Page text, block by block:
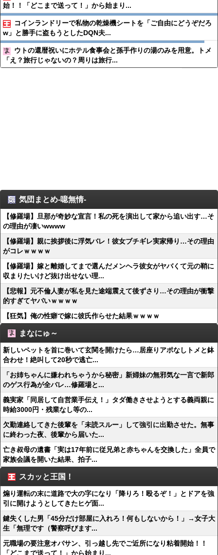
始！！「どこまで送って！」から始まり...
コインランドリーで私物の乾燥機シートを「ご自由にどうぞだろ
w」と勝手に盗もうとしたDQN夫...
ウトの還暦祝いにホテル食事会と孫手作りの湯のみを用意。トメ
「え？旅行じゃないの？周りは旅行...
気団まとめ-噫無情-
【修羅場】旦那が奇妙な宣言！私の死を演出して家から追い出す…そ
の理由が凄いwwww
【修羅場】親に挨拶後に浮気バレ！彼女ブチギレ実家帰り…その理由
がコレｗｗｗｗ
【修羅場】嫁と離婚してまで選んだメンヘラ彼女がヤバくて元の鞘に
収まりたいけど抜け出せない理...
【悲報】元不倫人妻が私を見た途端震えて後ずさり…その理由が衝撃
的すぎてヤバいｗｗｗｗ
【狂気】俺の性癖で嫁に彼氏作らせた結果ｗｗｗｗ
まなにゅ～
新しいペットを首に巻いて玄関を開けたら…居座りアポなしトメと鉢
合わせ！絶叫して20秒で逃亡...
「お姉ちゃんに嫌われちゃうから秘密」新婦妹の無邪気な一言で新郎
のゲス行為が全バレ…修羅場と...
義実家「同居して自営業手伝え！」タダ働きさせようとする義両親に
時給3000円・残業なし等の...
欠勤連絡してきた後輩を「未読スルー」して強引に出勤させた。無事
に終わった夜、後輩から届いた...
亡き叔母の遺書「実は17年前に従兄弟と赤ちゃんを交換した」全員で
家族会議を開いた結果、拍子...
スカッと王国！
煽り運転の末に道路で大の字になり「降りろ！殴るぞ！」とドアを強
引に開けようとしてきたヒゲ面...
鍵失くした男「45分だけ部屋に入れろ！何もしないから！」→女子大
生「無理です（警察呼びます...
元職場の要注意オバサン、引っ越し先でご近所になり粘着開始！！
「どこまで送って！」から始まり...